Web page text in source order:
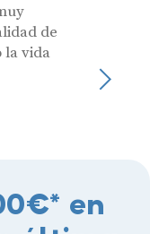
de
la vida
Julia
en